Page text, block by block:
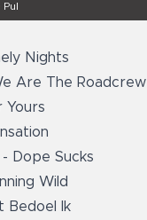
Pul
Nights
Are The Roadcrew
Yours
Dope Sucks
Wild
Bedoel Ik